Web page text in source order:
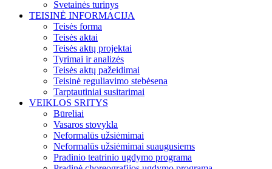
Svetainės turinys
TEISINĖ INFORMACIJA
Teisės forma
Teisės aktai
Teisės aktų projektai
Tyrimai ir analizės
Teisės aktų pažeidimai
Teisinė reguliavimo stebėsena
Tarptautiniai susitarimai
VEIKLOS SRITYS
Būreliai
Vasaros stovykla
Neformalūs užsiėmimai
Neformalūs užsiėmimai suaugusiems
Pradinio teatrinio ugdymo programa